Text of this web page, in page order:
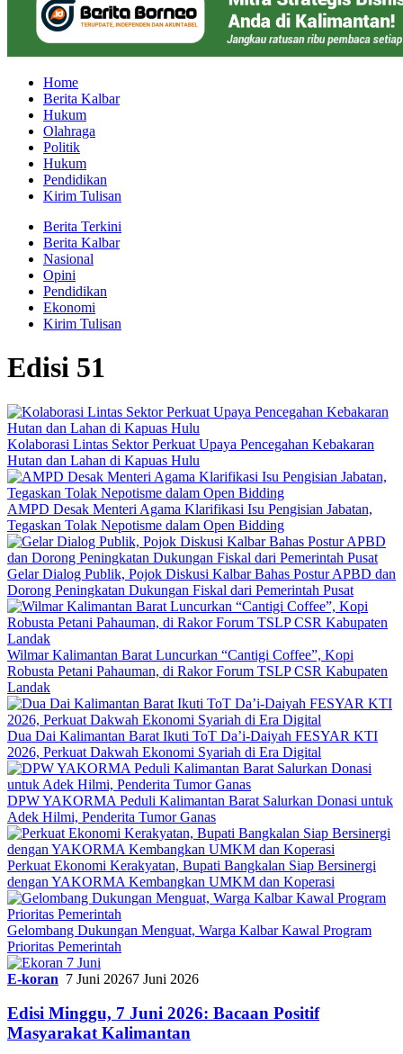
Home
Berita Kalbar
Hukum
Olahraga
Politik
Hukum
Pendidikan
Kirim Tulisan
Berita Terkini
Berita Kalbar
Nasional
Opini
Pendidikan
Ekonomi
Kirim Tulisan
Edisi 51
Kolaborasi Lintas Sektor Perkuat Upaya Pencegahan Kebakaran
Hutan dan Lahan di Kapuas Hulu
AMPD Desak Menteri Agama Klarifikasi Isu Pengisian Jabatan,
Tegaskan Tolak Nepotisme dalam Open Bidding
Gelar Dialog Publik, Pojok Diskusi Kalbar Bahas Postur APBD dan
Dorong Peningkatan Dukungan Fiskal dari Pemerintah Pusat
Wilmar Kalimantan Barat Luncurkan “Cantigi Coffee”, Kopi
Robusta Petani Pahauman, di Rakor Forum TSLP CSR Kabupaten
Landak
Dua Dai Kalimantan Barat Ikuti ToT Da’i-Daiyah FESYAR KTI
2026, Perkuat Dakwah Ekonomi Syariah di Era Digital
DPW YAKORMA Peduli Kalimantan Barat Salurkan Donasi untuk
Adek Hilmi, Penderita Tumor Ganas
Perkuat Ekonomi Kerakyatan, Bupati Bangkalan Siap Bersinergi
dengan YAKORMA Kembangkan UMKM dan Koperasi
Gelombang Dukungan Menguat, Warga Kalbar Kawal Program
Prioritas Pemerintah
E-koran 7 Juni 20267 Juni 2026
Edisi Minggu, 7 Juni 2026: Bacaan Positif
Masyarakat Kalimantan